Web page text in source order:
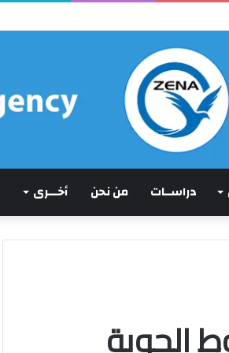
دراســات من نحن أخـــرى
الجوية